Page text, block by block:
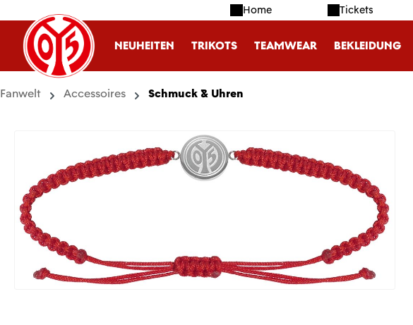
Hauptinhalt springen
Zur Suche springen
Zur Hauptnavigation springen Home Tickets
NEUHEITEN TRIKOTS TEAMWEAR BEKLEIDUNG
Fanwelt Accessoires Schmuck & Uhren